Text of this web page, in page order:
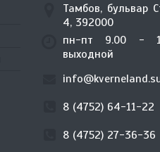
Тамбов, бульвар
4, 392000
пн-пт 9.00 -
выходной
8 (4752) 64-11-22
8 (4752) 27-36-36